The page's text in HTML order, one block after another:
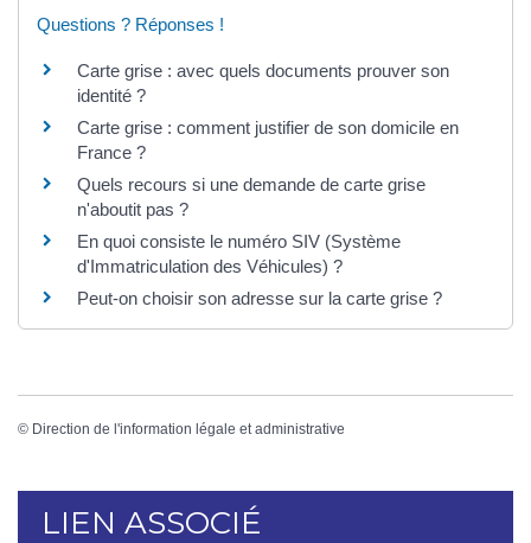
Questions ? Réponses !
Carte grise : avec quels documents prouver son
identité ?
Carte grise : comment justifier de son domicile en
France ?
Quels recours si une demande de carte grise
n'aboutit pas ?
En quoi consiste le numéro SIV (Système
d'Immatriculation des Véhicules) ?
Peut-on choisir son adresse sur la carte grise ?
© Direction de l'information légale et administrative
LIEN ASSOCIÉ